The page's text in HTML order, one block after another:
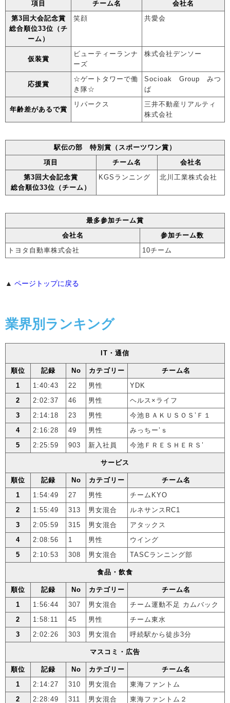
項目
チーム名
会社名
第3回大会記念賞
総合順位33位（チ
ーム）
笑顔 共愛会
仮装賞
ビューティーランナ
ーズ
株式会社デンソー
応援賞
☆ゲートタワーで働
き隊☆
Socioak Group みつ
ば
年齢差があるで賞
リパークス
三井不動産リアルティ
株式会社
駅伝の部 特別賞（スポーツワン賞）
項目
チーム名
会社名
第3回大会記念賞
総合順位33位（チーム）
KGSランニング 北川工業株式会社
最多参加チーム賞
会社名
参加チーム数
トヨタ自動車株式会社
10チーム
▲ ページトップに戻る
業界別ランキング
IT・通信
順位 記録 No カテゴリー
チーム名
1
1:40:43 22 男性
YDK
2
2:02:37 46 男性
ヘルス×ライフ
3
2:14:18 23 男性
今池ＢＡＫＵＳＯＳ’Ｆ１
4
2:16:28 49 男性
みっちー’ｓ
5
2:25:59 903 新入社員 今池ＦＲＥＳＨＥＲＳ’
サービス
順位 記録 No カテゴリー
チーム名
1
1:54:49 27 男性
チームKYO
2
1:55:49 313 男女混合
ルネサンスRC1
3
2:05:59 315 男女混合
アタックス
4
2:08:56 1 男性
ウイング
5
2:10:53 308 男女混合 TASCランニング部
食品・飲食
順位 記録 No カテゴリー
チーム名
1
1:56:44 307 男女混合
チーム運動不足 カムバック
2
1:58:11 45 男性
チーム東水
3
2:02:26 303 男女混合 呼続駅から徒歩3分
マスコミ・広告
順位 記録 No カテゴリー
チーム名
1
2:14:27 310 男女混合
東海ファントム
2
2:28:49 311 男女混合 東海ファントム２